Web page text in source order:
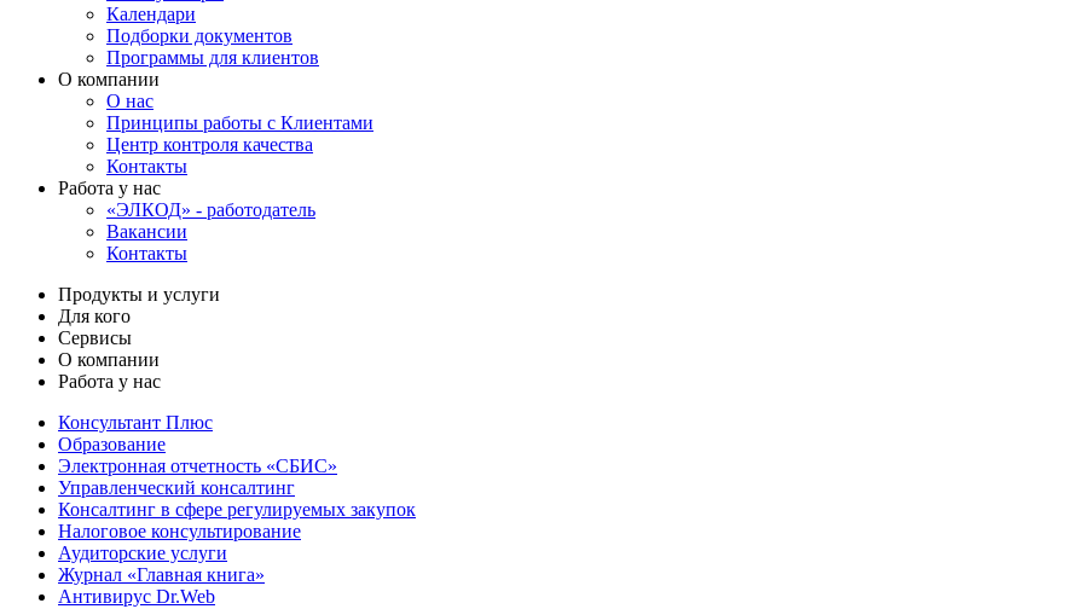
Календари
Подборки документов
Программы для клиентов
О компании
О нас
Принципы работы с Клиентами
Центр контроля качества
Контакты
Работа у нас
«ЭЛКОД» - работодатель
Вакансии
Контакты
Продукты и услуги
Для кого
Сервисы
О компании
Работа у нас
Консультант Плюс
Образование
Электронная отчетность «СБИС»
Управленческий консалтинг
Консалтинг в сфере регулируемых закупок
Налоговое консультирование
Аудиторские услуги
Журнал «Главная книга»
Антивирус Dr.Web